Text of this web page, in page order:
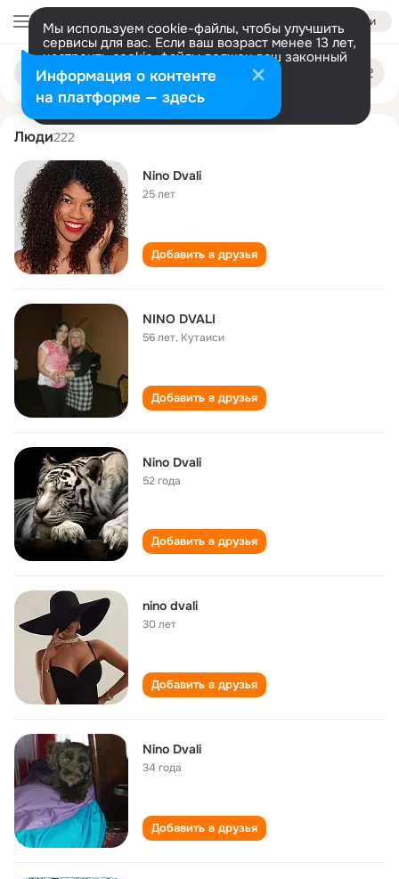
Войти
Мы используем cookie-файлы, чтобы улучшить
сервисы для вас. Если ваш возраст менее 13 лет,
настроить cookie-файлы должен ваш законный
представитель. Больше информации
Разрешить все Настроить
Поиск
людям
nino dvali
Люди222
Nino Dvali
25 лет
Добавить в друзья
NINO DVALI
56 лет, Кутаиси
Добавить в друзья
Nino Dvali
52 года
Добавить в друзья
nino dvali
30 лет
Добавить в друзья
Nino Dvali
34 года
Добавить в друзья
Информация о контенте
на платформе — здесь